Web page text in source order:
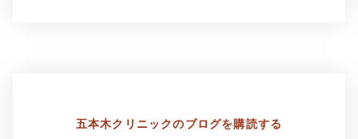
五本木クリニックのブログを購読する